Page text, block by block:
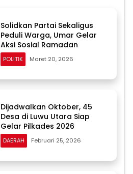
Solidkan Partai Sekaligus
Peduli Warga, Umar Gelar
Aksi Sosial Ramadan
POLITIK Maret 20, 2026
Dijadwalkan Oktober, 45
Desa di Luwu Utara Siap
Gelar Pilkades 2026
DAERAH Februari 25, 2026